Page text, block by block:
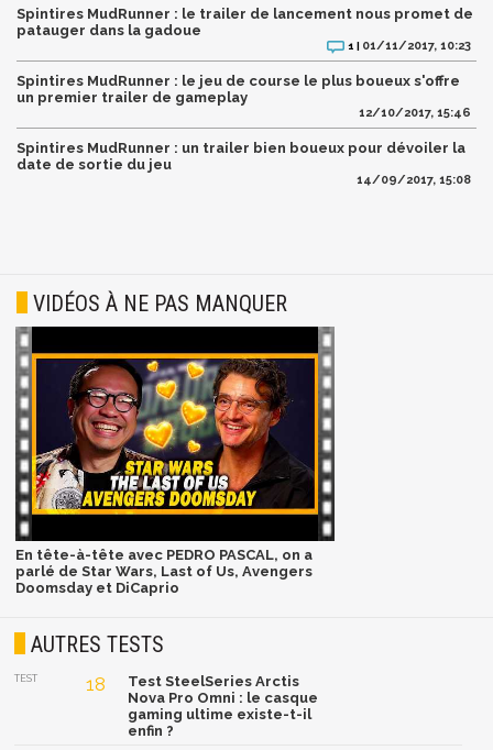
Spintires MudRunner : le trailer de lancement nous promet de
patauger dans la gadoue
1 | 01/11/2017, 10:23
Spintires MudRunner : le jeu de course le plus boueux s'offre
un premier trailer de gameplay
12/10/2017, 15:46
Spintires MudRunner : un trailer bien boueux pour dévoiler la
date de sortie du jeu
14/09/2017, 15:08
VIDÉOS À NE PAS MANQUER
En tête-à-tête avec PEDRO PASCAL, on a
parlé de Star Wars, Last of Us, Avengers
Doomsday et DiCaprio
AUTRES TESTS
TEST 18
Test SteelSeries Arctis
Nova Pro Omni : le casque
gaming ultime existe-t-il
enfin ?